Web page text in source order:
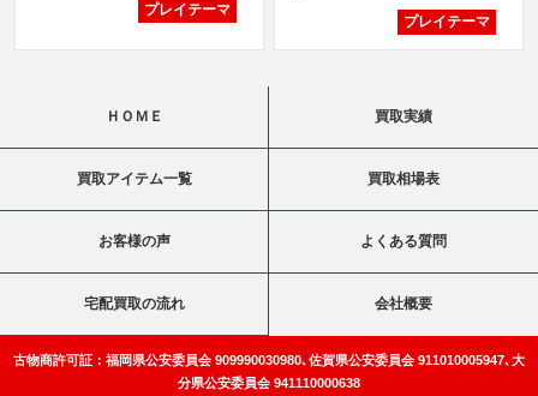
プレイテーマ
プレイテーマ
ＨＯＭＥ 買取実績
買取アイテム一覧 買取相場表
お客様の声 よくある質問
宅配買取の流れ 会社概要
古物商許可証：福岡県公安委員会 909990030980､佐賀県公安委員会 911010005947､大
分県公安委員会 941110000638